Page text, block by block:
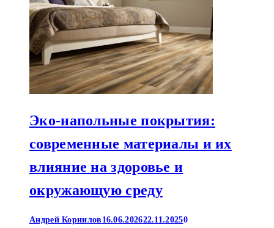
Эко-напольные покрытия:
современные материалы и их
влияние на здоровье и
окружающую среду
Андрей Корнилов 16.06.202622.11.20250